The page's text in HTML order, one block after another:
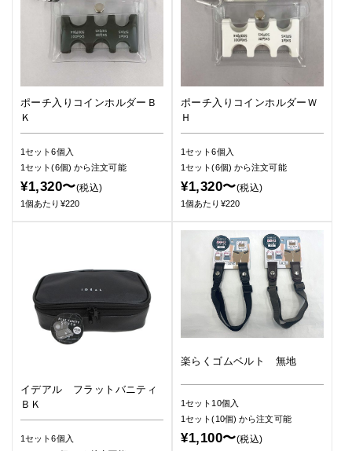
ポーチ入りコインホルダーＢ
Ｋ
1セット6個入
1セット(6個) から注文可能
¥1,320〜(税込)
1個あたり¥220
ポーチ入りコインホルダーＷ
Ｈ
1セット6個入
1セット(6個) から注文可能
¥1,320〜(税込)
1個あたり¥220
イデアル フラットバニティ
ＢＫ
1セット6個入
楽らくゴムベルト 無地
1セット10個入
1セット(10個)から注文可能
¥1,100〜(税込)